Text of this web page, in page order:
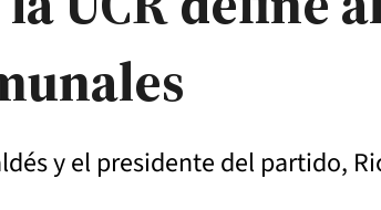
y el presidente del partido,